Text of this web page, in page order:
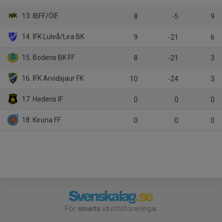
13. IBFF/ÖIF 8 -5 9
14. IFK Luleå/Lira BK 9 -21 6
15. Bodens BK FF 8 -21 3
16. IFK Arvidsjaur FK 10 -24 3
17. Hedens IF 0 0 0
18. Kiruna FF 0 0 0
För smarta idrottsföreningar